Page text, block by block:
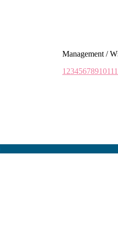
Management /
1 234567891011